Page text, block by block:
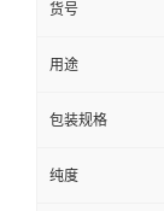
货号
用途
包装规格
纯度